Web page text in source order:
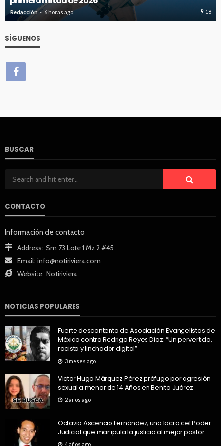
Redacción 6 horas ago
SÍGUENOS
BUSCAR
CONTACTO
Información de contacto
Address: Sm 73 Lote 1 Mz 2 #45
Email: info@notiriviera.com
Website: Notiriviera
NOTICIAS POPULARES
Fuerte descontento de Asociación Evangelistas de
México contra Rodrigo Reyes Díaz: “Un pervertido,
racista y linchador digital”
3 meses ago
Victor Hugo Márquez Pérez prófugo por agresión
sexual a menor de 14 Años en Benito Juárez
2 años ago
Octavio Ascencio Fernández, una lacra del Poder
Judicial que manipula la justicia al mejor postor
4 años ago